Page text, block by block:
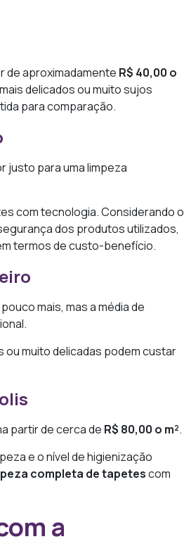
de aproximadamente R$ 40,00 o
delicados ou muito sujos
para comparação.
justo para uma limpeza
com tecnologia. Considerando o
dos produtos utilizados,
termos de custo-benefício.
mais, mas a média de
muito delicadas podem custar
partir de cerca de R$ 80,00 o m².
e o nível de higienização
completa de tapetescom
a